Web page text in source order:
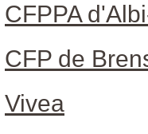
CFPPA
CFP de
Vivea